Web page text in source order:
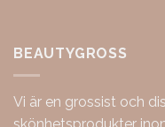
BEAUTYGROSS
Vi är en grossist och